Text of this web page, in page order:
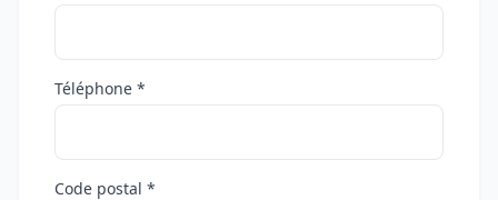
Téléphone *
Code postal *